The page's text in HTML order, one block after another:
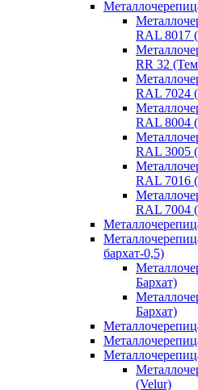
RAL 8017
RR 32
RAL 7024
RAL 8004
RAL 3005
RAL 7016
RAL 7004
бархат-0,5)
Бархат)
Бархат)
(Velur)